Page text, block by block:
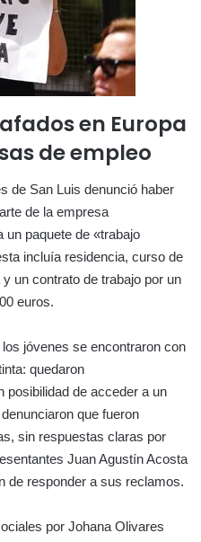
en Europa
de empleo
de San Luis denunció haber
de la empresa
un paquete de «trabajo
incluía residencia, curso de
un contrato de trabajo por un
euros.
jóvenes se encontraron con
quedaron
posibilidad de acceder a un
que fueron
sin respuestas claras por
Juan Agustín Acosta
de responder a sus reclamos.
por Johana Olivares